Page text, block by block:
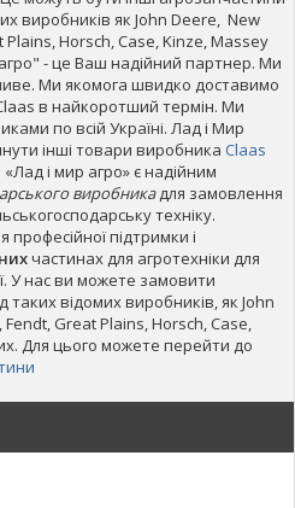
виробників як John Deere, New
Horsch, Case, Kinze, Massey
- це Ваш надійний партнер. Ми
Ми якомога швидко доставимо
в найкоротший термін. Ми
по всій Україні. Лад і Мир
інші товари виробника Claas
і мир агро» є надійним
виробникадля замовлення
техніку.
підтримки і
частинах для агротехніки для
У нас ви можете замовити
таких відомих виробників, як John
Great Plains, Horsch, Case,
Для цього можете перейти до